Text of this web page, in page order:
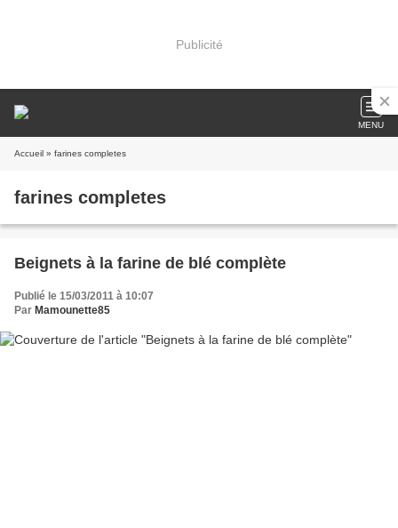
Publicité
MENU
Accueil » farines completes
farines completes
Beignets à la farine de blé complète
Publié le 15/03/2011 à 10:07
Par Mamounette85